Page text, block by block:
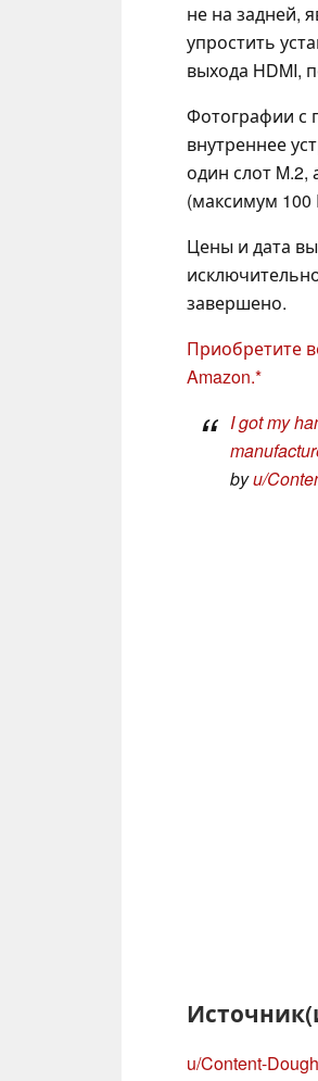
не на задней,
упростить
выхода HDMI,
Фотографии с
внутреннее
один слот M.2,
(максимум 100
Цены и дата
завершено.
Приобретите
Amazon.
I got my
byu/
u/Content-